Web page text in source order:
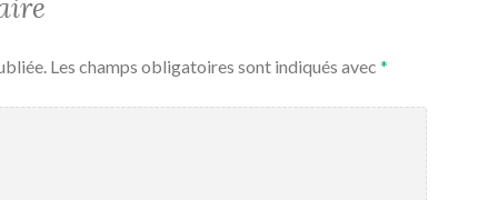
Les champs obligatoires sont indiqués avec*